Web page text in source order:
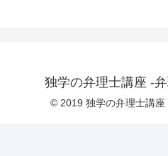
独学の弁理士講座 -
© 2019 独学の弁理士講座